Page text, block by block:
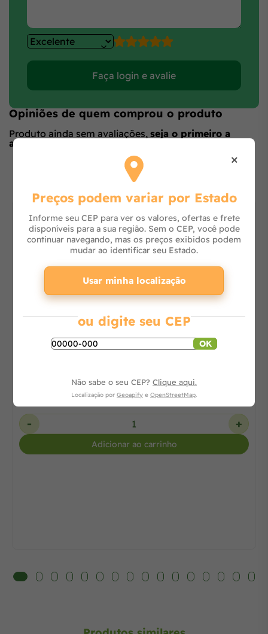
Faça login e avalie
Opiniões de quem comprou o produto
Produto ainda sem avaliações, seja o primeiro a
avaliar
O que os outros estão vendo
Ombrelone Guarda Sol Star Chalesco Completo 3
Consulte
- +
Adicionar ao carrinho
×
Preços podem variar por Estado
Informe seu CEP para ver os valores, ofertas e frete
disponíveis para a sua região. Sem o CEP, você pode
continuar navegando, mas os preços exibidos podem
mudar ao identificar seu Estado.
Usar minha localização
ou digite seu CEP
OK
Não sabe o seu CEP? Clique aqui.
Localização por Geoapify e OpenStreetMap